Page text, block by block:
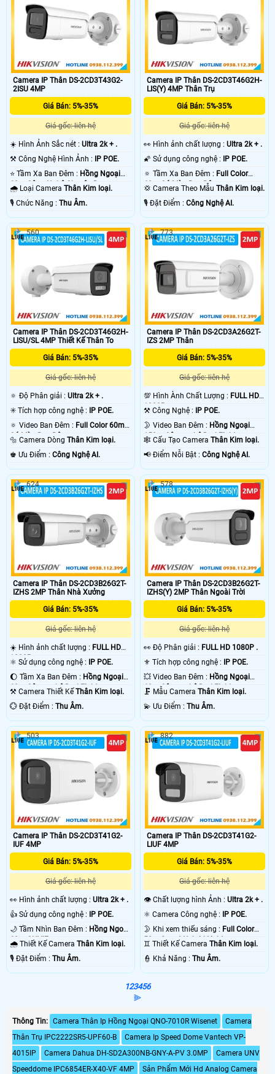
Camera IP Thân DS-2CD3T43G2-
2ISU 4MP
Giá Bán: 5%-35%
Giá gốc: liên hệ
☀️ Hình Ảnh Sắc nét : Ultra 2k + .
⚒ Công Nghệ Hình Ảnh : IP POE.
⭐ Tầm Xa Ban Đêm : Hồng Ngoại
60m Công Nghệ Chuyên Dụng.
🌧️ Loại Camera Thân Kim loại.
️🎙 Chức Năng : Thu Âm.
Camera IP Thân DS-2CD3T46G2H-
LIS(Y) 4MP Thân Trụ
Giá Bán: 5%-35%
Giá gốc: liên hệ
️👀 Hình ảnh chất lượng :Ultra 2k + .
🌠 Sử dụng công nghệ : IP POE.
🔅 Tầm Xa Ban Đêm : Full Color
60m Có Màu Ban Ðêm.
💢 Camera Theo MẫuThân Kim loại.
️🎙 Đặt Điểm :Công Nghệ AI.
Camera IP Thân DS-2CD3T46G2H-
LISU/SL 4MP Thiết Kế Thân To
Giá Bán: 5%-35%
Giá gốc: liên hệ
🔅 Độ Phân giải : Ultra 2k + .
✳️ Tích hợp công nghệ :
IP POE.
🔅 Video Ban Đêm : Full Color 60m
Có Màu Ban Ðêm.
🔩 Camera Dòng Thân Kim loại.
️♚ Ưu Điểm : Công Nghệ AI.
560
Camera IP Thân DS-2CD3A26G2T-
IZS 2MP Thân
Giá Bán: 5%-35%
Giá gốc: liên hệ
💯 Hình Ành Chất Lượng : FULL HD
1080P .
⚒ Công Nghệ :
IP POE.
🌛 Video Ban Đêm : Hồng Ngoại
150m Công nghệ DarkFighter.
🕸️ Cấu Tạo CameraThân Kim loại.
️📢 Điểm Nỗi Bật :Công Nghệ AI.
773
Camera IP Thân DS-2CD3B26G2T-
IZHS 2MP Thân Nhà Xưởng
Giá Bán: 5%-35%
Giá gốc: liên hệ
☀️ Hình ảnh chất lượng : FULL HD
1080P .
⚛️ Sử dụng công nghệ :
IP POE.
🌔 Tầm Xa Ban Đêm : Hồng Ngoại
60m Công nghệ DarkFighter.
⚒ Camera Thiết Kế Thân Kim loại.
️💮 Đặt Điểm : Thu Âm.
624
Camera IP Thân DS-2CD3B26G2T-
IZHS(Y) 2MP Thân Ngoài Trời
Giá Bán: 5%-35%
Giá gốc: liên hệ
️👀 Độ Phân giải : FULL HD 1080P .
⚜️ Tích hợp công nghệ :
IP POE.
💥 Video Ban Đêm : Hồng Ngoại
60m Công nghệ DarkFighter.
🗜️ Mẫu CameraThân Kim loại.
️💫 Ưu Điểm :Thu Âm.
578
Camera IP Thân DS-2CD3T41G2-
IUF 4MP
Giá Bán: 5%-35%
Giá gốc: liên hệ
️👀 Hình ảnh chất lượng : Ultra 2k + .
👍 Sử dụng công nghệ : IP POE.
🌙 Tầm Nhìn Ban Đêm : Hồng Ngoại
60m ONVIF.
🌧️ Thiết Kế Camera Thân Kim loại.
️🎙 Đặt Điểm : Thu Âm.
503
Camera IP Thân DS-2CD3T41G2-
LIUF 4MP
Giá Bán: 5%-35%
Giá gốc: liên hệ
👁 Chất lượng hình Ảnh :Ultra 2k + .
⚛️ Camera Công nghệ : IP POE.
🌛 Khi xem thiếu sáng : Full Color
50m Smart Hybrid Light.
♊ Thiết Kế CameraThân Kim loại.
️👮 Khả Năng :Thu Âm.
882
123456
⫸
Thông Tin: Camera Thân Ip Hồng Ngoại QNO-7010R Wisenet
Camera
Thân Trụ IPC2222SR5-UPF60-B
Camera Ip Speed Dome Vantech VP-
4015IP
Camera Dahua DH-SD2A300NB-GNY-A-PV 3.0MP
Camera UNV
Speeddome IPC6854ER-X40-VF 4MP
Sản Phẩm Mới Hd Analog Camera